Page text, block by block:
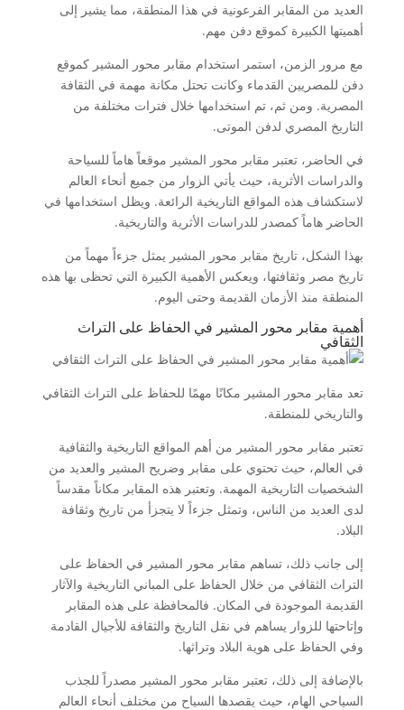
العديد من المقابر الفرعونية في هذا المنطقة، مما يشير إلى
أهميتها الكبيرة كموقع دفن مهم.
مع مرور الزمن، استمر استخدام مقابر محور المشير كموقع
دفن للمصريين القدماء وكانت تحتل مكانة مهمة في الثقافة
المصرية. ومن ثم، تم استخدامها خلال فترات مختلفة من
التاريخ المصري لدفن الموتى.
في الحاضر، تعتبر مقابر محور المشير موقعاً هاماً للسياحة
والدراسات الأثرية، حيث يأتي الزوار من جميع أنحاء العالم
لاستكشاف هذه المواقع التاريخية الرائعة. ويظل استخدامها في
الحاضر هاماً كمصدر للدراسات الأثرية والتاريخية.
بهذا الشكل، تاريخ مقابر محور المشير يمثل جزءاً مهماً من
تاريخ مصر وثقافتها، ويعكس الأهمية الكبيرة التي تحظى بها هذه
المنطقة منذ الأزمان القديمة وحتى اليوم.
أهمية مقابر محور المشير في الحفاظ على التراث
الثقافي
تعد مقابر محور المشير مكانًا مهمًا للحفاظ على التراث الثقافي
والتاريخي للمنطقة.
تعتبر مقابر محور المشير من أهم المواقع التاريخية والثقافية
في العالم، حيث تحتوي على مقابر وضريح المشير والعديد من
الشخصيات التاريخية المهمة. وتعتبر هذه المقابر مكاناً مقدساً
لدى العديد من الناس، وتمثل جزءاً لا يتجزأ من تاريخ وثقافة
البلاد.
إلى جانب ذلك، تساهم مقابر محور المشير في الحفاظ على
التراث الثقافي من خلال الحفاظ على المباني التاريخية والآثار
القديمة الموجودة في المكان. فالمحافظة على هذه المقابر
وإتاحتها للزوار يساهم في نقل التاريخ والثقافة للأجيال القادمة
وفي الحفاظ على هوية البلاد وتراثها.
بالإضافة إلى ذلك، تعتبر مقابر محور المشير مصدراً للجذب
السياحي الهام، حيث يقصدها السياح من مختلف أنحاء العالم